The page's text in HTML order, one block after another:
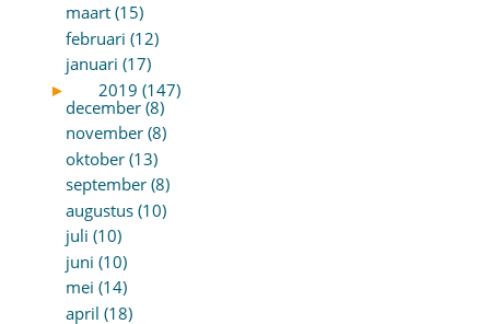
maart (15)
februari (12)
januari (17)
►
2019 (147)
december (8)
november (8)
oktober (13)
september (8)
augustus (10)
juli (10)
juni (10)
mei (14)
april (18)